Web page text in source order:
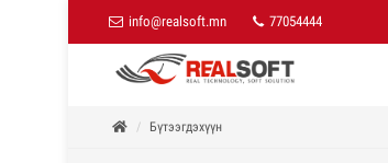
info@realsoft.mn 77054444
Бүтээгдэхүүн